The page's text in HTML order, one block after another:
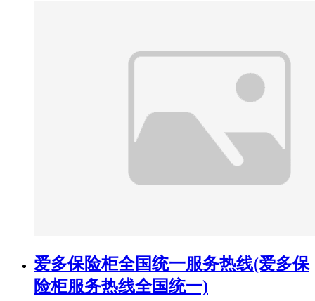
爱多保险柜全国统一服务热线(爱多保
险柜服务热线全国统一)